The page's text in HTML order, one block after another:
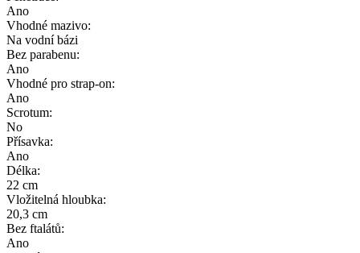
Ano
Vhodné mazivo:
Na vodní bázi
Bez parabenu:
Ano
Vhodné pro strap-on:
Ano
Scrotum:
No
Přísavka:
Ano
Délka:
22 cm
Vložitelná hloubka:
20,3 cm
Bez ftalátů:
Ano